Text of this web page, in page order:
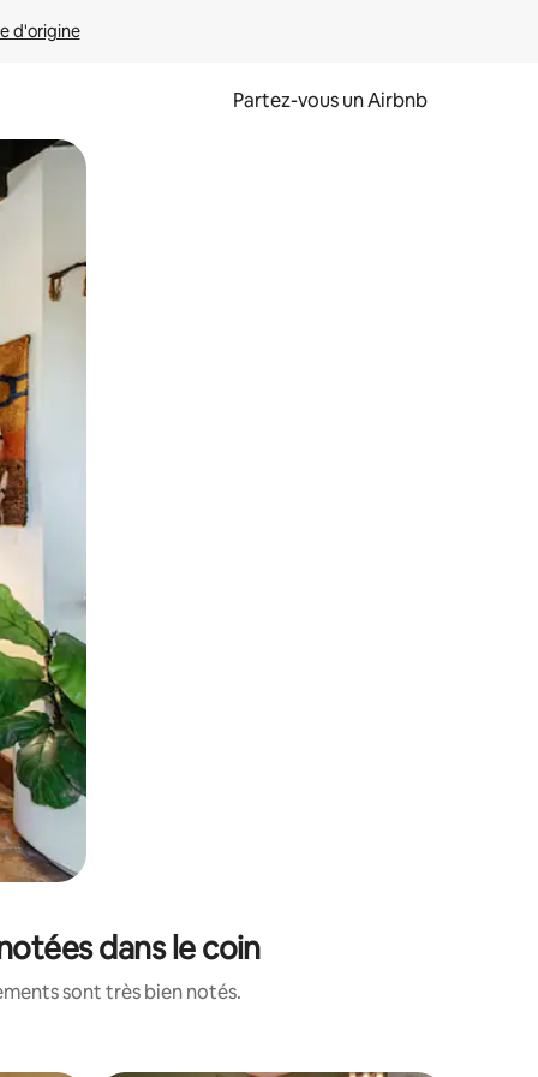
d'origine
Partez-vous un Airbnb
en les faisant glisser.
dans le coin
sont très bien notés.